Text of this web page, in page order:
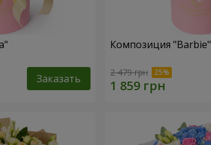
Заказать
Композиция "Barbie"
2 479 грн